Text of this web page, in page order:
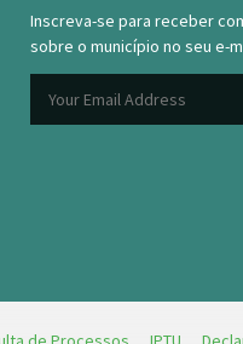
Inscreva-se para receber
sobre o município no seu e-